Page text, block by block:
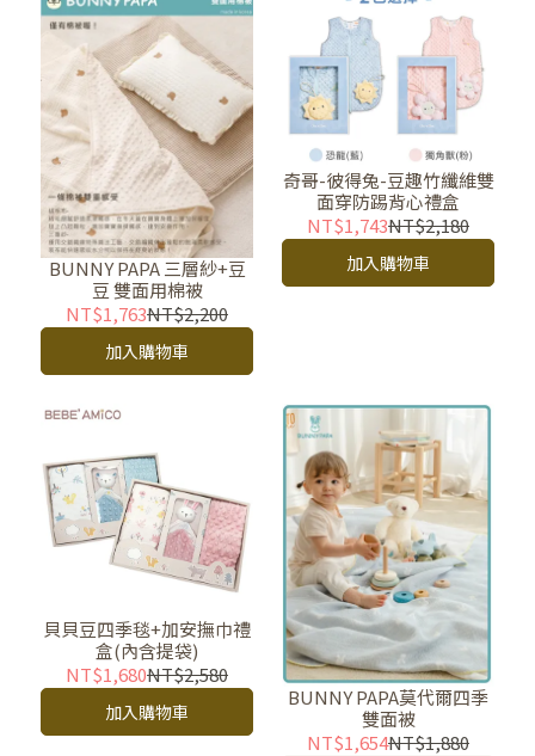
BUNNY PAPA 三層紗+豆
豆 雙面用棉被
NT$1,763NT$2,200
加入購物車
奇哥-彼得兔-豆趣竹纖維雙
面穿防踢背心禮盒
NT$1,743NT$2,180
加入購物車
貝貝豆四季毯+加安撫巾禮
盒(內含提袋)
NT$1,680NT$2,580
加入購物車
BUNNY PAPA莫代爾四季
雙面被
NT$1,654NT$1,880